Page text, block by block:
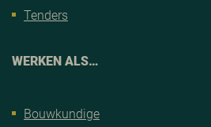
Tenders
WERKEN ALS…
Bouwkundige